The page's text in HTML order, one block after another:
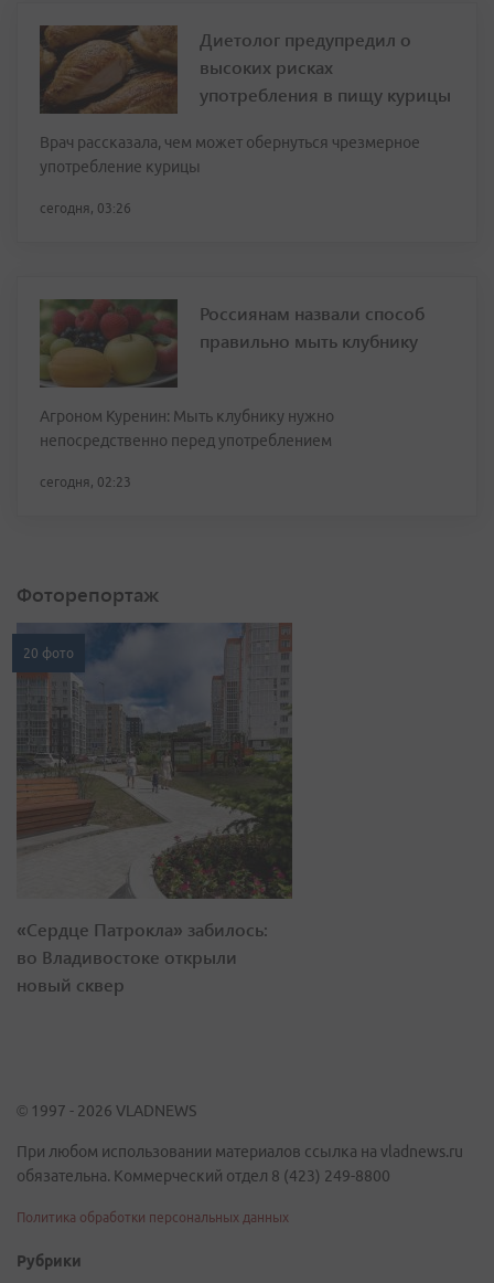
Диетолог предупредил о
высоких рисках
употребления в пищу курицы
Врач рассказала, чем может обернуться чрезмерное
употребление курицы
сегодня, 03:26
Россиянам назвали способ
правильно мыть клубнику
Агроном Куренин: Мыть клубнику нужно
непосредственно перед употреблением
сегодня, 02:23
Фоторепортаж
20 фото
«Сердце Патрокла» забилось:
во Владивостоке открыли
новый сквер
© 1997 - 2026 VLADNEWS
При любом использовании материалов ссылка на vladnews.ru
обязательна. Коммерческий отдел 8 (423) 249-8800
Политика обработки персональных данных
Рубрики